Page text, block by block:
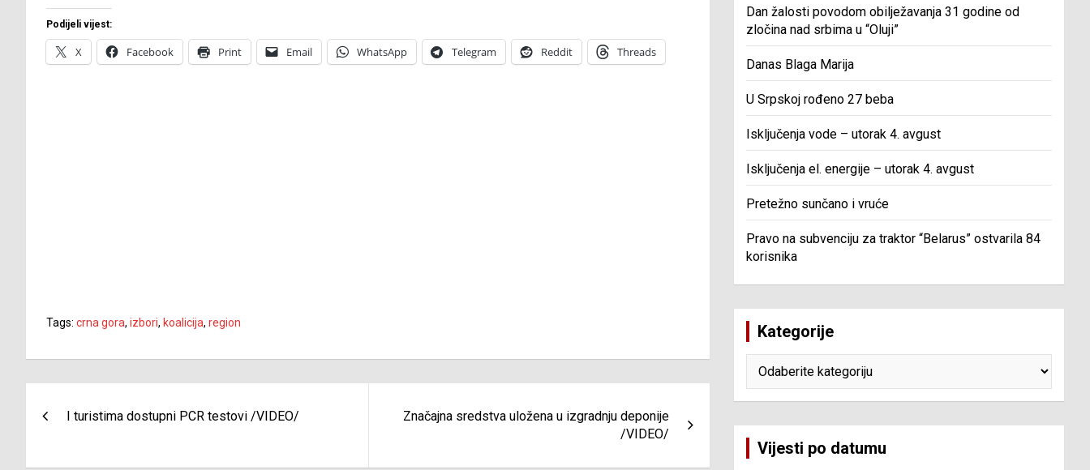
Podijeli vijest:
X Facebook Print Email WhatsApp Telegram Reddit Threads
Tags: crna gora, izbori, koalicija, region
I turistima dostupni PCR testovi /VIDEO/
Značajna sredstva uložena u izgradnju deponije
/VIDEO/
Dan žalosti povodom obilježavanja 31 godine od
zločina nad srbima u “Oluji”
Danas Blaga Marija
U Srpskoj rođeno 27 beba
Isključenja vode – utorak 4. avgust
Isključenja el. energije – utorak 4. avgust
Pretežno sunčano i vruće
Pravo na subvenciju za traktor “Belarus” ostvarila 84
korisnika
Kategorije
Vijesti po datumu